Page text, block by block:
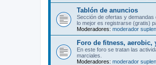
Tablón de anuncios
Sección de ofertas y
lo mejor es registrarse (gratis)
Moderadores: moderador
Foro de fitness, aerobic,
En este foro se tratan las
marciales.
Moderadores: moderador